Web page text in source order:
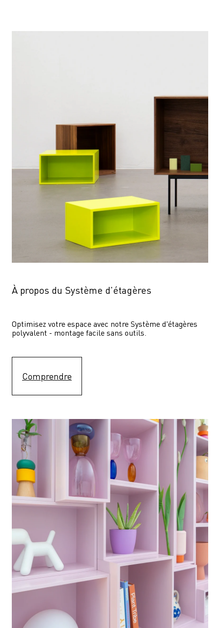
À propos du Système d'étagères
Optimisez votre espace avec notre Système d'étagères
polyvalent - montage facile sans outils.
Comprendre